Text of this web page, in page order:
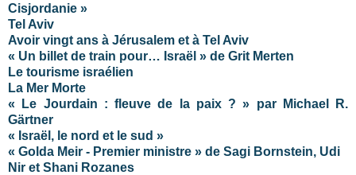
Cisjordanie »
Tel Aviv
Avoir vingt ans à Jérusalem et à Tel Aviv
« Un billet de train pour… Israël » de Grit Merten
Le tourisme israélien
La Mer Morte
« Le Jourdain : fleuve de la paix ? » par Michael R.
Gärtner
« Israël, le nord et le sud »
« Golda Meir - Premier ministre » de Sagi Bornstein, Udi
Nir et Shani Rozanes